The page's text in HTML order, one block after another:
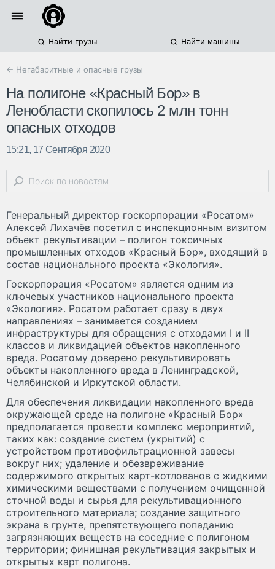
Найти грузы Найти машины
← Негабаритные и опасные грузы
На полигоне «Красный Бор» в
Ленобласти скопилось 2 млн тонн
опасных отходов
15:21, 17 Сентября 2020
Генеральный директор госкорпорации «Росатом»
Алексей Лихачёв посетил с инспекционным визитом
объект рекультивации – полигон токсичных
промышленных отходов «Красный Бор», входящий в
состав национального проекта «Экология».
Госкорпорация «Росатом» является одним из
ключевых участников национального проекта
«Экология». Росатом работает сразу в двух
направлениях – занимается созданием
инфраструктуры для обращения с отходами I и II
классов и ликвидацией объектов накопленного
вреда. Росатому доверено рекультивировать
объекты накопленного вреда в Ленинградской,
Челябинской и Иркутской области.
Для обеспечения ликвидации накопленного вреда
окружающей среде на полигоне «Красный Бор»
предполагается провести комплекс мероприятий,
таких как: создание систем (укрытий) с
устройством противофильтрационной завесы
вокруг них; удаление и обезвреживание
содержимого открытых карт-котлованов с жидкими
химическими веществами с получением очищенной
сточной воды и сырья для рекультивационного
строительного материала; создание защитного
экрана в грунте, препятствующего попаданию
загрязняющих веществ на соседние с полигоном
территории; финишная рекультивация закрытых и
открытых карт полигона.